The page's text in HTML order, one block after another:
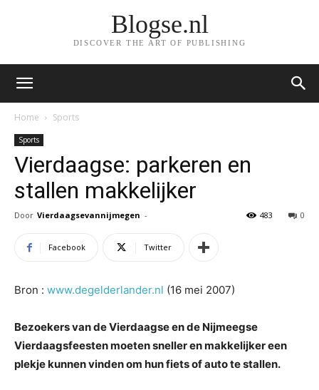
Blogse.nl
DISCOVER THE ART OF PUBLISHING
Home Sports
Sports
Vierdaagse: parkeren en
stallen makkelijker
Door Vierdaagsevannijmegen - 0
483
Facebook Twitter
Bron : www.degelderlander.nl (16 mei 2007)
Bezoekers van de Vierdaagse en de Nijmeegse
Vierdaagsfeesten moeten sneller en makkelijker een
plekje kunnen vinden om hun fiets of auto te stallen.